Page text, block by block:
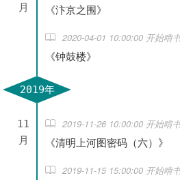
月
《汴京之围》
2020-04-01 10:00:00 开始啃
《钟鼓楼》
2019年
11
月
2019-11-26 10:00:00 开始啃
《清明上河图密码（六）》
2019-11-15 15:00:00 开始啃